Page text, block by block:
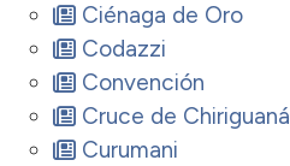
Ciénaga de Oro
Codazzi
Convención
Cruce de Chiriguaná
Curumani